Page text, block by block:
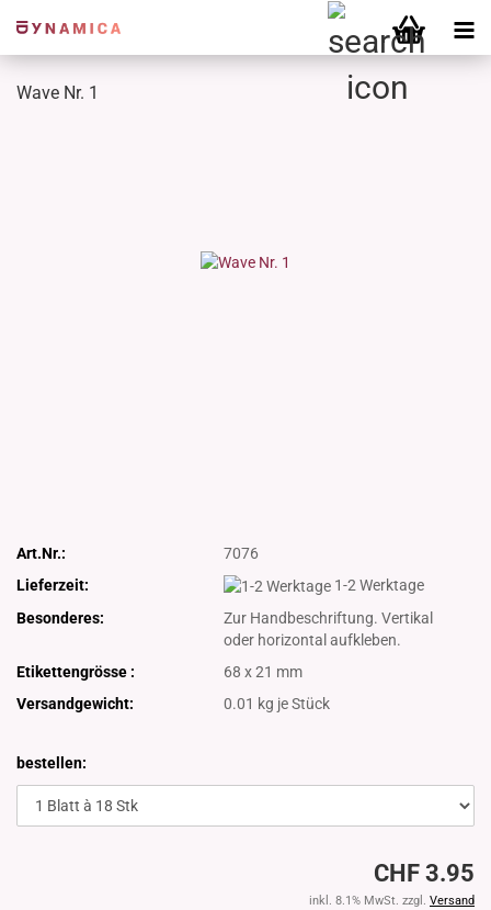
Wave Nr. 1
Art.Nr.:
7076
Lieferzeit:
1-2 Werktage
Besonderes:
Zur Handbeschriftung. Vertikal
oder horizontal aufkleben.
Etikettengrösse :
68 x 21 mm
Versandgewicht:
0.01 kg je Stück
bestellen:
CHF 3.95
inkl. 8.1% MwSt. zzgl. Versand